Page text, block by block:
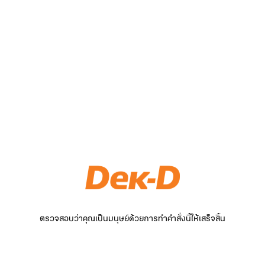
ตรวจสอบว่าคุณเป็นมนุษย์ด้วยการทำคำสั่งนี้ให้เสร็จสิ้น